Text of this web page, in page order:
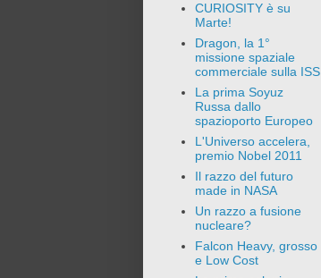
CURIOSITY è su
Marte!
Dragon, la 1°
missione spaziale
commerciale sulla ISS
La prima Soyuz
Russa dallo
spazioporto Europeo
L'Universo accelera,
premio Nobel 2011
Il razzo del futuro
made in NASA
Un razzo a fusione
nucleare?
Falcon Heavy, grosso
e Low Cost